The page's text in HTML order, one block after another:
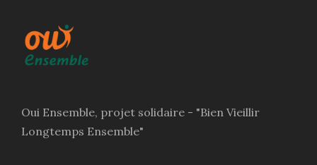
Oui Ensemble, projet solidaire - "Bien Vieillir
Longtemps Ensemble"